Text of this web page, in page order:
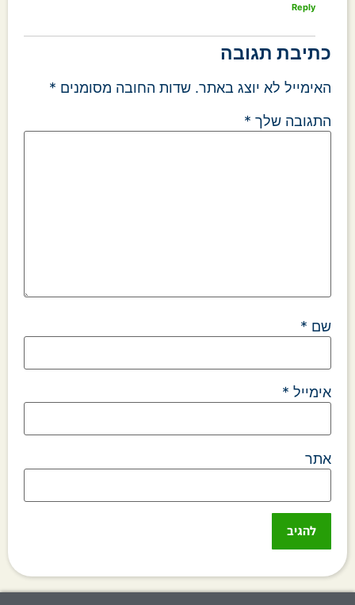
Reply
כתיבת תגובה
האימייל לא יוצג באתר. שדות החובה מסומנים *
התגובה שלך *
שם *
אימייל *
אתר